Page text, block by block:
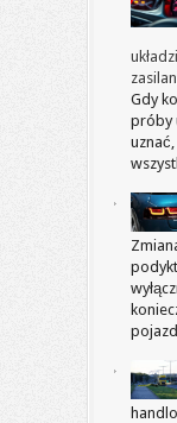
Gdy
próby